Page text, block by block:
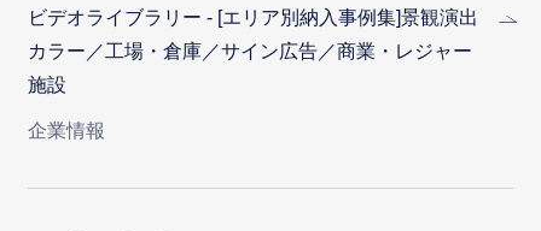
ビデオライブラリー - [エリア別納入事例集]景観演出
カラー／工場・倉庫／サイン広告／商業・レジャー
施設
企業情報